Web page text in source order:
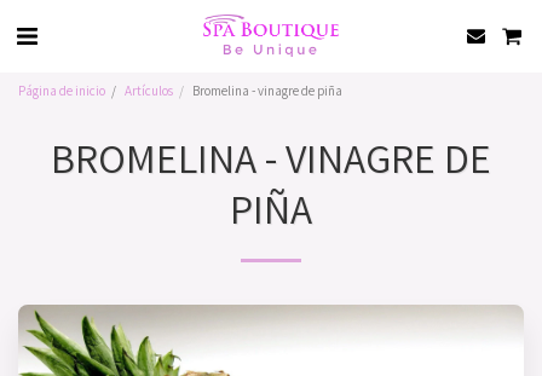
Página de inicio Artículos Bromelina - vinagre de piña
BROMELINA - VINAGRE DE
PIÑA